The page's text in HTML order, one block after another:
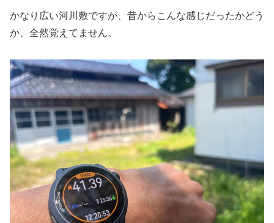
かなり広い河川敷ですが、昔からこんな感じだったかどう
か、全然覚えてません。